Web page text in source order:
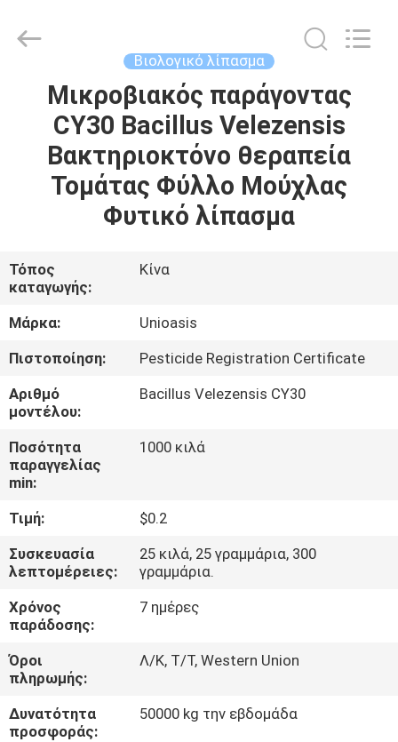
ΣΠΊΤΙ
ΠΡΟΪΌΝΤΑ
ΒΊΝΤΕΟ
ΠΕΡΊΠΟΥ
ΕΜΕΊΣ
ΓΎΡΟΣ
ΕΡΓΟΣΤΑΣΊΩΝ
ΠΟΙΟΤΙΚΌΣ
ΈΛΕΓΧΟΣ
ΜΑΣ
ΕΛΆΤΕ
ΣΕ
ΕΠΑΦΉ
ΜΕ
ΕΙΔΉΣΕΙΣ
Technology
Co.,ltd.
Βιολογικό λίπασμα
Μικροβιακός παράγοντας
CY30 Bacillus Velezensis
Βακτηριοκτόνο θεραπεία
Τομάτας Φύλλο Μούχλας
Φυτικό λίπασμα
Τόπος
καταγωγής:
Κίνα
Μάρκα:
Unioasis
Πιστοποίηση:
Pesticide Registration Certificate
Αριθμό
μοντέλου:
Bacillus Velezensis CY30
Ποσότητα
παραγγελίας
min:
1000 κιλά
Τιμή:
$0.2
Συσκευασία
λεπτομέρειες:
25 κιλά, 25 γραμμάρια, 300
γραμμάρια.
Χρόνος
παράδοσης:
7 ημέρες
Όροι
πληρωμής:
Λ/Κ, Τ/Τ, Western Union
Δυνατότητα
προσφοράς:
50000 kg την εβδομάδα